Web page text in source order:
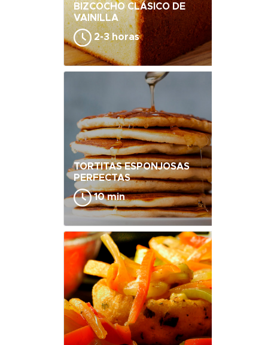
BIZCOCHO CLÁSICO DE
VAINILLA
2-3 horas
TORTITAS ESPONJOSAS
PERFECTAS
10 min